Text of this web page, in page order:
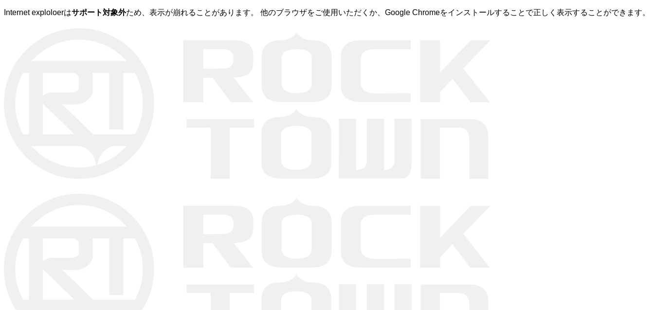
Internet exploloerはサポート対象外ため、表示が崩れることがあります。 他のブラウザをご使用いただくか、Google Chromeをインストールすることで正しく表示することができます。